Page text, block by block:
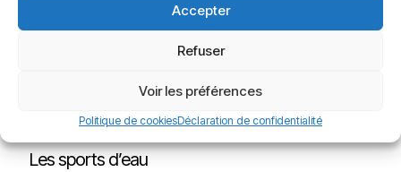
Accepter
Refuser
Voir les préférences
Politique de cookiesDéclaration de confidentialité
Les sports d’eau